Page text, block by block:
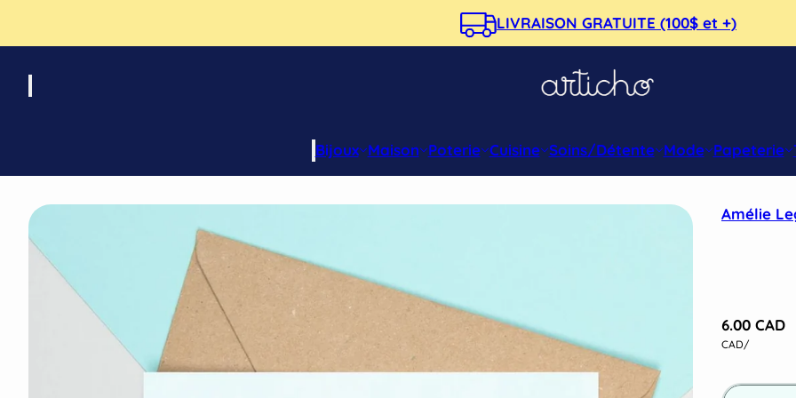
LIVRAISON GRATUITE (100$ et +)
Bijoux Maison Poterie Cuisine Soins/Détente Mode Papeterie
Amélie
6.00 CAD
CAD/